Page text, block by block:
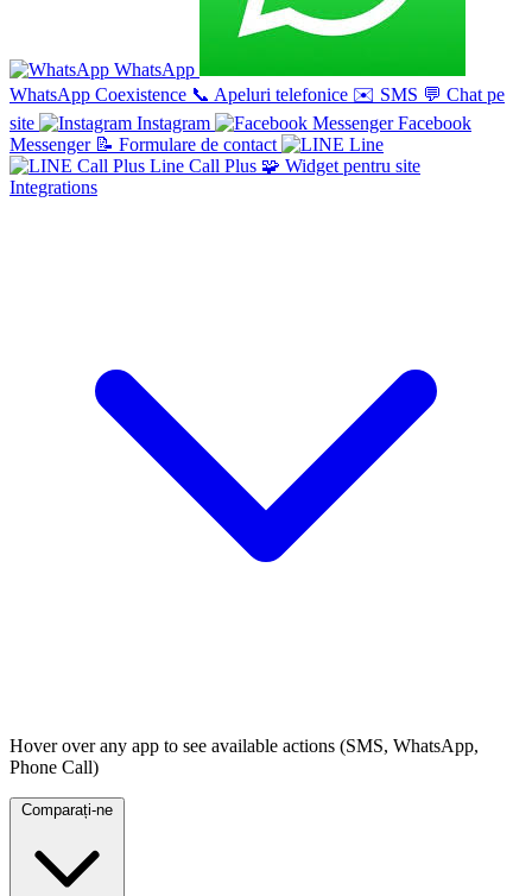
WhatsApp
WhatsApp Coexistence 📞 Apeluri telefonice ✉️ SMS 💬 Chat pe
site
Instagram
Facebook
Messenger 📝 Formulare de contact
Line
Line Call Plus 🧩 Widget pentru site
Integrations
Hover over any app to see available actions (SMS, WhatsApp,
Phone Call)